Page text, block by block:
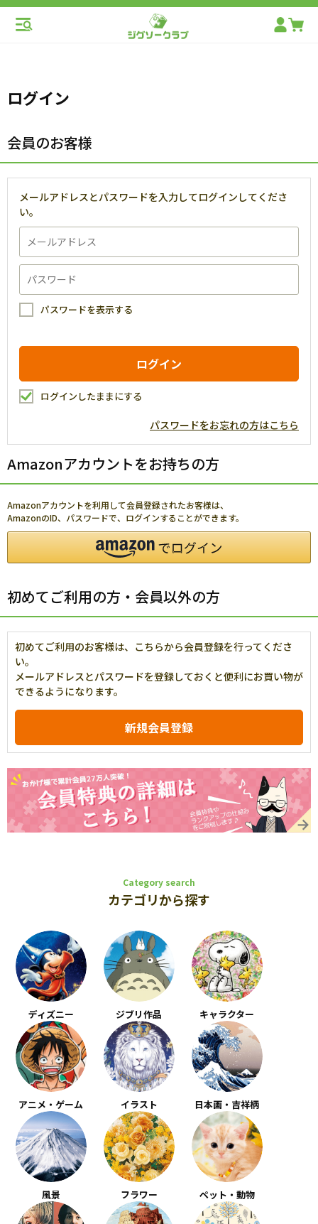
ログイン
会員のお客様
メールアドレスとパスワードを入力してログインしてくださ
い。
パスワードを表示する
ログインしたままにする
パスワードをお忘れの方はこちら
Amazonアカウントをお持ちの方
Amazonアカウントを利用して会員登録されたお客様は、
AmazonのID、パスワードで、ログインすることができます。
初めてご利用の方・会員以外の方
初めてご利用のお客様は、こちらから会員登録を行ってくださ
い。
メールアドレスとパスワードを登録しておくと便利にお買い物が
できるようになります。
Category search
カテゴリから探す
ディズニー ジブリ作品 キャラクター
アニメ・ゲーム イラスト 日本画・吉祥柄
風景 フラワー ペット・動物